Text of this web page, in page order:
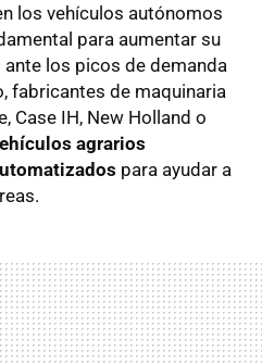
los vehículos autónomos
para aumentar su
los picos de demanda
fabricantes de maquinaria
Case IH, New Holland o
agrarios
para ayudar a